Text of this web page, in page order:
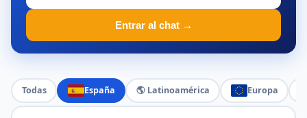
Entrar al chat →
Todas España 🌎 Latinoamérica Europa